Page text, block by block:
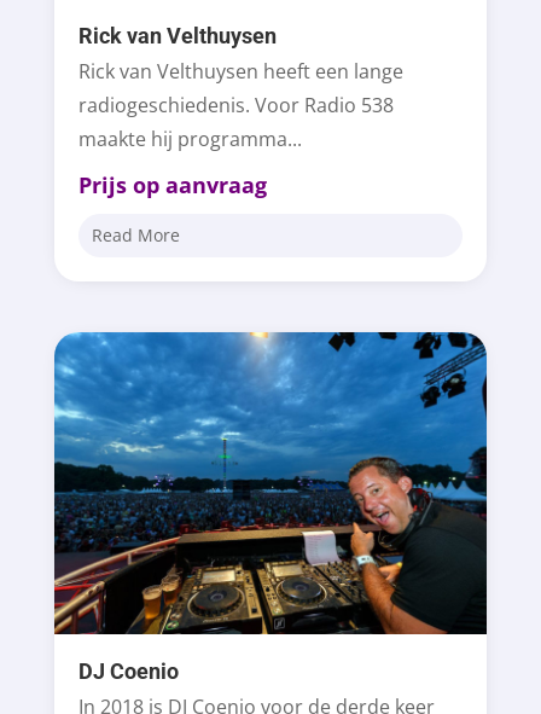
Rick van Velthuysen
Rick van Velthuysen heeft een lange
radiogeschiedenis. Voor Radio 538
maakte hij programma...
Prijs op aanvraag
Read More
DJ Coenio
In 2018 is DJ Coenio voor de derde keer